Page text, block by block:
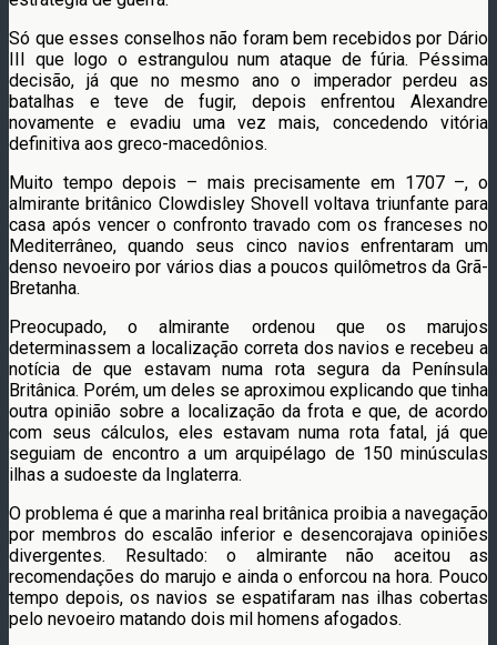
Só que esses conselhos não foram bem recebidos por Dário
III que logo o estrangulou num ataque de fúria. Péssima
decisão, já que no mesmo ano o imperador perdeu as
batalhas e teve de fugir, depois enfrentou Alexandre
novamente e evadiu uma vez mais, concedendo vitória
definitiva aos greco-macedônios.
Muito tempo depois – mais precisamente em 1707 –, o
almirante britânico Clowdisley Shovell voltava triunfante para
casa após vencer o confronto travado com os franceses no
Mediterrâneo, quando seus cinco navios enfrentaram um
denso nevoeiro por vários dias a poucos quilômetros da Grã-
Bretanha.
Preocupado, o almirante ordenou que os marujos
determinassem a localização correta dos navios e recebeu a
notícia de que estavam numa rota segura da Península
Britânica. Porém, um deles se aproximou explicando que tinha
outra opinião sobre a localização da frota e que, de acordo
com seus cálculos, eles estavam numa rota fatal, já que
seguiam de encontro a um arquipélago de 150 minúsculas
ilhas a sudoeste da Inglaterra.
O problema é que a marinha real britânica proibia a navegação
por membros do escalão inferior e desencorajava opiniões
divergentes. Resultado: o almirante não aceitou as
recomendações do marujo e ainda o enforcou na hora. Pouco
tempo depois, os navios se espatifaram nas ilhas cobertas
pelo nevoeiro matando dois mil homens afogados.